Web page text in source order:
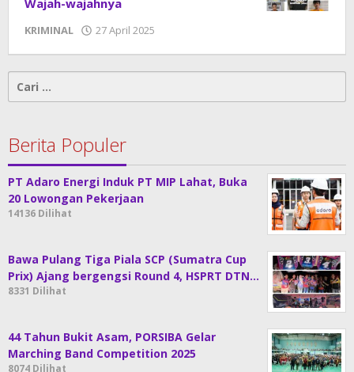
Wajah-wajahnya
KRIMINAL 27 April 2025
Cari
untuk:
Berita Populer
PT Adaro Energi Induk PT MIP Lahat, Buka
20 Lowongan Pekerjaan
14136 Dilihat
Bawa Pulang Tiga Piala SCP (Sumatra Cup
Prix) Ajang bergengsi Round 4, HSPRT DTN…
8331 Dilihat
44 Tahun Bukit Asam, PORSIBA Gelar
Marching Band Competition 2025
8074 Dilihat